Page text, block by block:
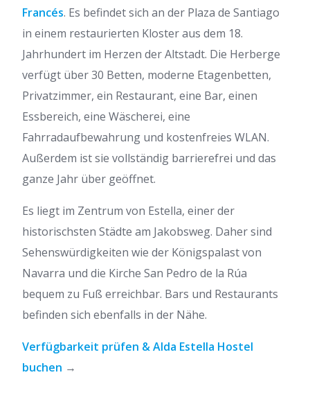
Francés. Es befindet sich an der Plaza de Santiago
in einem restaurierten Kloster aus dem 18.
Jahrhundert im Herzen der Altstadt. Die Herberge
verfügt über 30 Betten, moderne Etagenbetten,
Privatzimmer, ein Restaurant, eine Bar, einen
Essbereich, eine Wäscherei, eine
Fahrradaufbewahrung und kostenfreies WLAN.
Außerdem ist sie vollständig barrierefrei und das
ganze Jahr über geöffnet.
Es liegt im Zentrum von Estella, einer der
historischsten Städte am Jakobsweg. Daher sind
Sehenswürdigkeiten wie der Königspalast von
Navarra und die Kirche San Pedro de la Rúa
bequem zu Fuß erreichbar. Bars und Restaurants
befinden sich ebenfalls in der Nähe.
Verfügbarkeit prüfen & Alda Estella Hostel
buchen →